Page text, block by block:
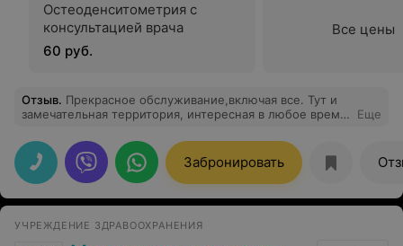
Остеоденситометрия с
консультацией врача
60 руб.
Все цены
Отзыв. Прекрасное обслуживание,включая все. Тут и
замечательная территория, интересная в любое время
столовая это отдельная песня, сложно представить
себе человека, который бы не нашел там что-нибудь
по своему вкусу Ну и прекрасный набор для лечения
Еще
Забронировать
УЧРЕЖДЕНИЕ ЗДРАВООХРАНЕНИЯ